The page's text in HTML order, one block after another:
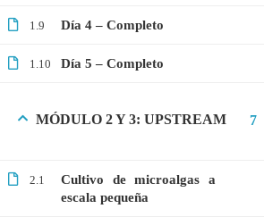
1.9 Día 4 – Completo
1.10 Día 5 – Completo
MÓDULO 2 Y 3: UPSTREAM 7
2.1
Cultivo de microalgas a
escala pequeña
Webinar: Introducción
Webinar: Introducción